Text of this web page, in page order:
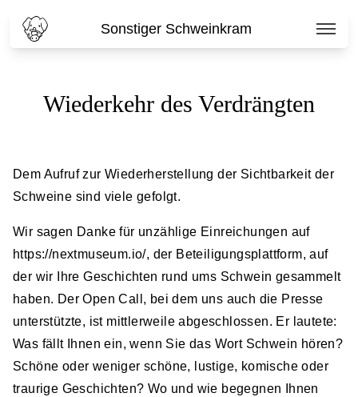
Sonstiger Schweinkram
Wiederkehr des Verdrängten
Dem Aufruf zur Wiederherstellung der Sichtbarkeit der
Schweine sind viele gefolgt.
Wir sagen Danke für unzählige Einreichungen auf
https://nextmuseum.io/, der Beteiligungsplattform, auf
der wir Ihre Geschichten rund ums Schwein gesammelt
haben. Der Open Call, bei dem uns auch die Presse
unterstützte, ist mittlerweile abgeschlossen. Er lautete:
Was fällt Ihnen ein, wenn Sie das Wort Schwein hören?
Schöne oder weniger schöne, lustige, komische oder
traurige Geschichten? Wo und wie begegnen Ihnen